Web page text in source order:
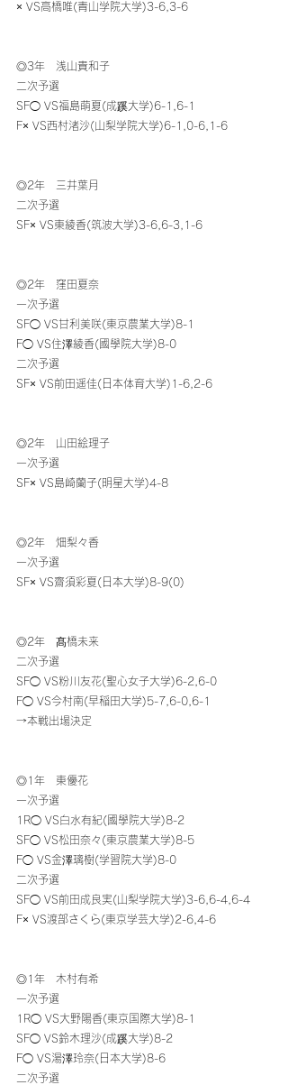
× VS高橋唯(青山学院大学)3-6,3-6
◎3年　浅山貴和子
二次予選
SF◯ VS福島萌夏(成蹊大学)6-1,6-1
F× VS西村渚沙(山梨学院大学)6-1,0-6,1-6
◎2年　三井葉月
二次予選
SF× VS東綾香(筑波大学)3-6,6-3,1-6
◎2年　窪田夏奈
一次予選
SF◯ VS甘利美咲(東京農業大学)8-1
F◯ VS住澤綾香(國學院大学)8-0
二次予選
SF× VS前田遥佳(日本体育大学)1-6,2-6
◎2年　山田絵理子
一次予選
SF× VS島崎蘭子(明星大学)4-8
◎2年   畑梨々香
一次予選
SF× VS齋須彩夏(日本大学)8-9(0)
◎2年　髙橋未来
二次予選
SF◯ VS粉川友花(聖心女子大学)6-2,6-0
F◯ VS今村南(早稲田大学)5-7,6-0,6-1
→本戦出場決定
◎1年　東優花
一次予選
1R◯ VS白水有紀(國學院大学)8-2
SF◯ VS松田奈々(東京農業大学)8-5
F◯ VS金澤璃樹(学習院大学)8-0
二次予選
SF◯ VS前田成良実(山梨学院大学)3-6,6-4,6-4
F× VS渡部さくら(東京学芸大学)2-6,4-6
◎1年　木村有希
一次予選
1R◯ VS大野陽香(東京国際大学)8-1
SF◯ VS鈴木理沙(成蹊大学)8-2
F◯ VS湯澤玲奈(日本大学)8-6
二次予選